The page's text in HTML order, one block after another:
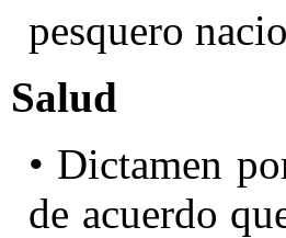
pesquero
Salud
• Dictamen
de acuerdo